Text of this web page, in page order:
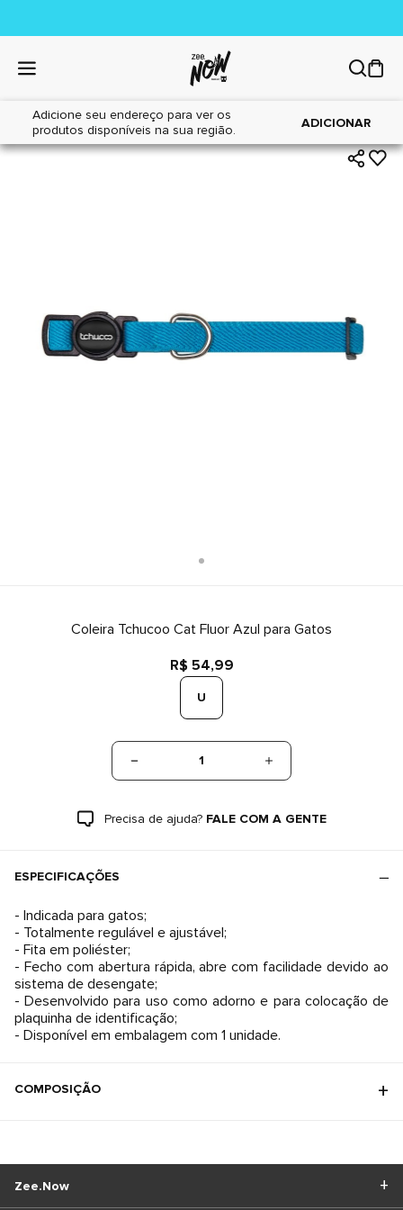
Adicione seu endereço para ver os
produtos disponíveis na sua região.
ADICIONAR
Home|Gatos|Acessórios
Coleira Tchucoo Cat Fluor Azul para Gatos
R$ 54,99
U
1
Precisa de ajuda? FALE COM A GENTE
ESPECIFICAÇÕES
- Indicada para gatos;
- Totalmente regulável e ajustável;
- Fita em poliéster;
- Fecho com abertura rápida, abre com facilidade devido ao
sistema de desengate;
- Desenvolvido para uso como adorno e para colocação de
plaquinha de identificação;
- Disponível em embalagem com 1 unidade.
COMPOSIÇÃO
Zee.Now